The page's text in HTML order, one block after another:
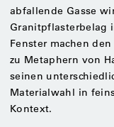
abfallende Gasse
Granitpflasterbelag
Fenster machen
zu Metaphern von
seinen
Materialwahl in
Kontext.